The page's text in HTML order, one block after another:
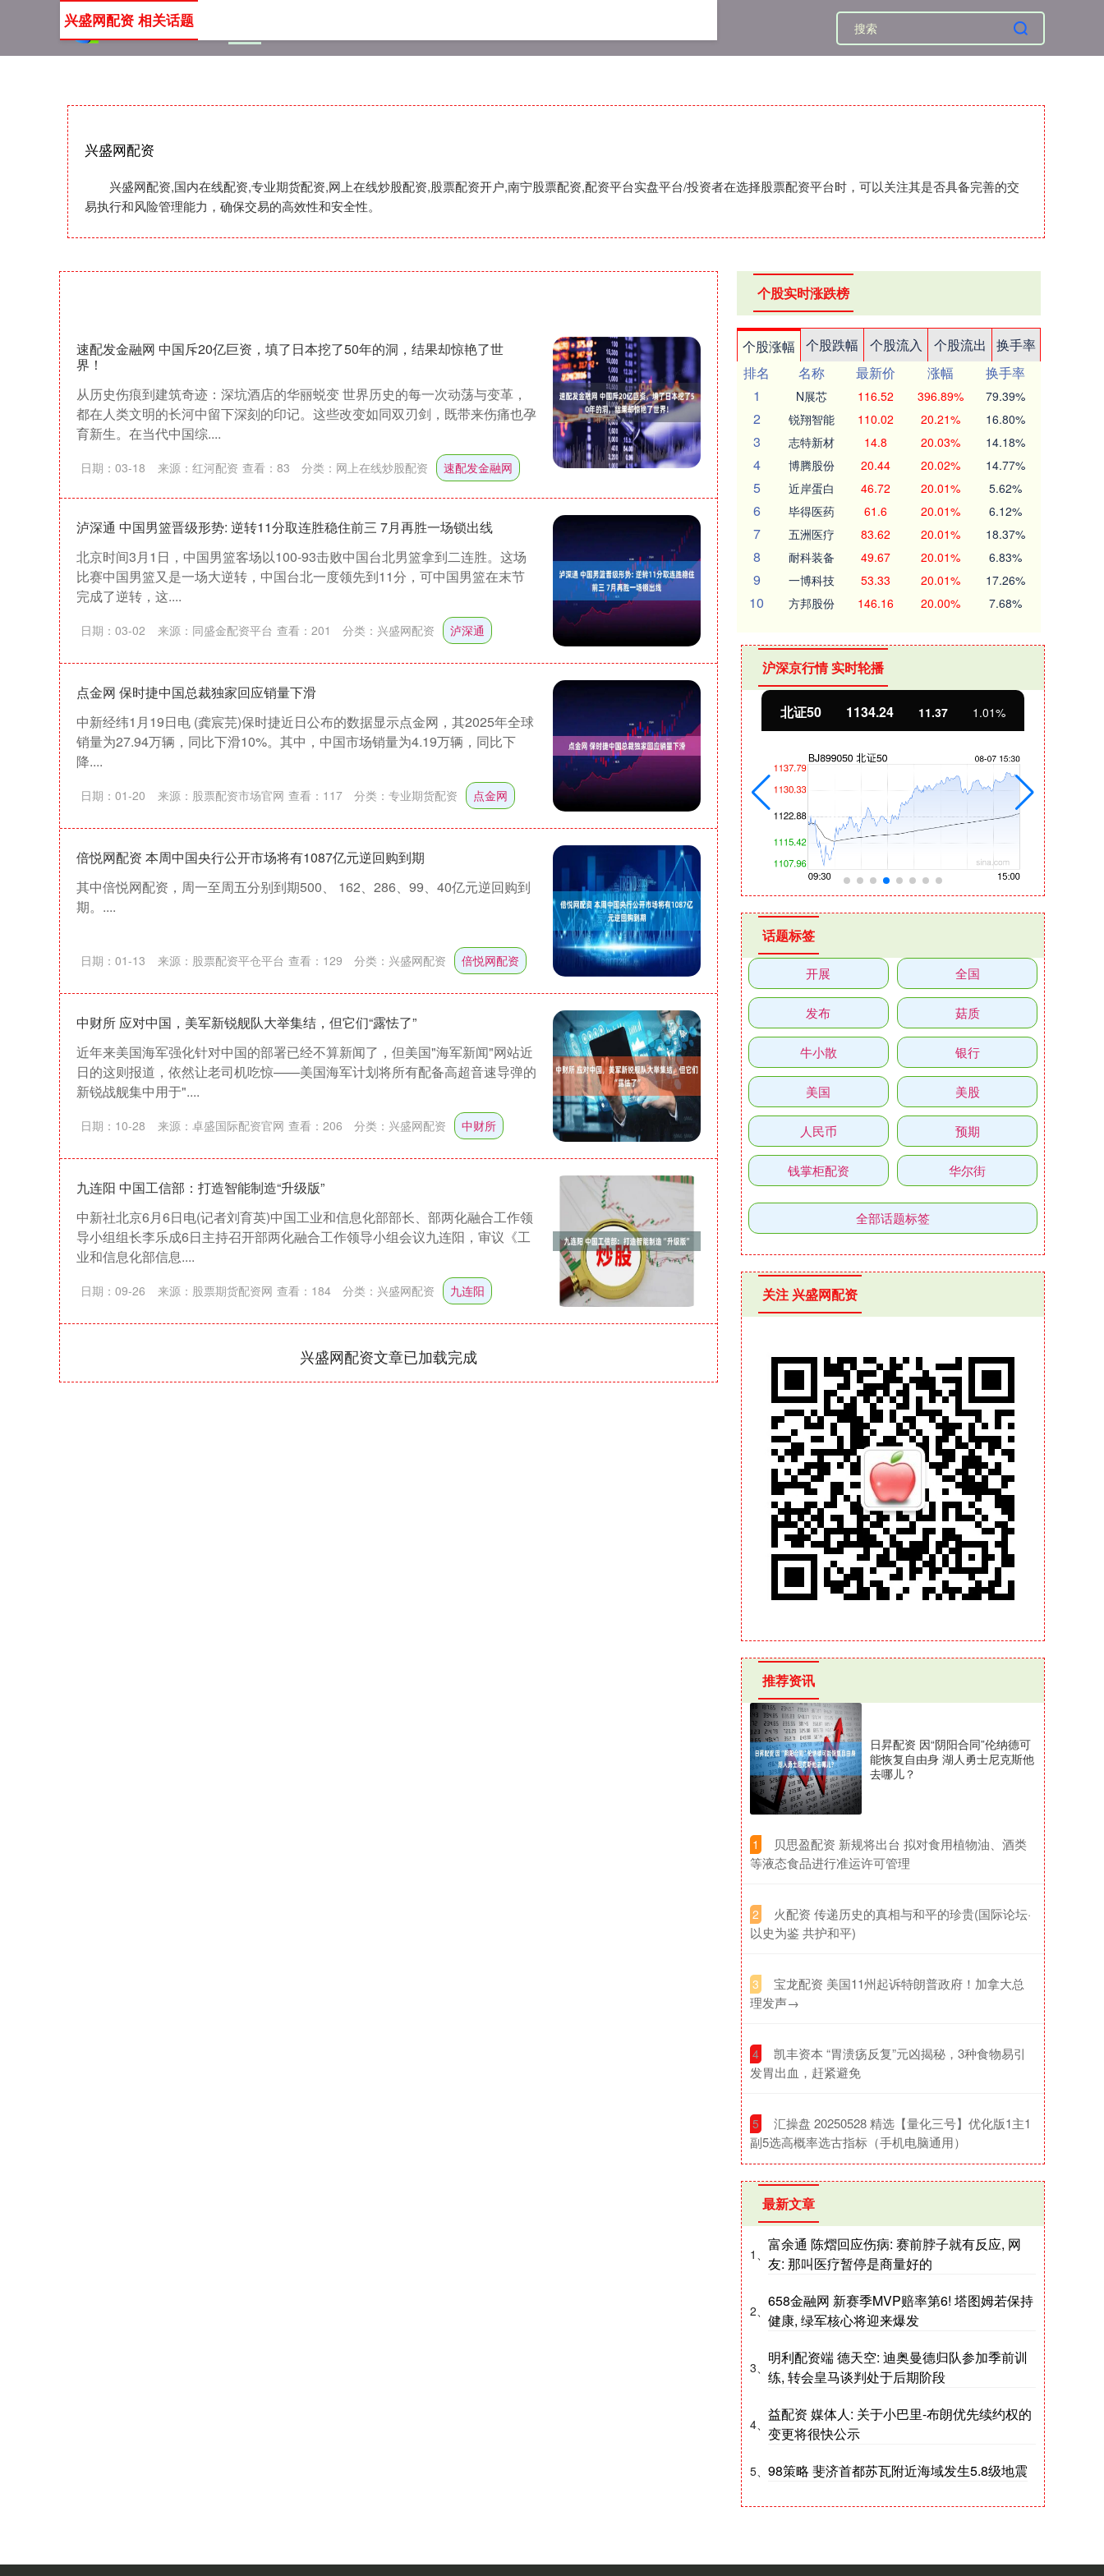
兴盛网配资
兴盛网配资,国内在线配资,专业期货配资,网上在线炒股配资,股票配资开户,南宁股票配资,配资平台实盘平台/投资者在选择股票配资平台时，可以关注其是否具备完善的交
易执行和风险管理能力，确保交易的高效性和安全性。
兴盛网配资 相关话题
速配发金融网 中国斥20亿巨资，填了日本挖了50年的洞，结果却惊艳了世
界！
从历史伤痕到建筑奇迹：深坑酒店的华丽蜕变 世界历史的每一次动荡与变革，
都在人类文明的长河中留下深刻的印记。这些改变如同双刃剑，既带来伤痛也孕
育新生。在当代中国综....
日期：03-18 来源：红河配资 查看： 83 分类： 网上在线炒股配资 速配发金融网
泸深通 中国男篮晋级形势: 逆转11分取连胜稳住前三 7月再胜一场锁出线
北京时间3月1日，中国男篮客场以100-93击败中国台北男篮拿到二连胜。这场
比赛中国男篮又是一场大逆转，中国台北一度领先到11分，可中国男篮在末节
完成了逆转，这....
日期：03-02 来源：同盛金配资平台 查看： 201 分类： 兴盛网配资 泸深通
点金网 保时捷中国总裁独家回应销量下滑
中新经纬1月19日电 (龚宸芫)保时捷近日公布的数据显示点金网，其2025年全球
销量为27.94万辆，同比下滑10%。其中，中国市场销量为4.19万辆，同比下
降....
日期：01-20 来源：股票配资市场官网 查看： 117 分类： 专业期货配资 点金网
倍悦网配资 本周中国央行公开市场将有1087亿元逆回购到期
其中倍悦网配资，周一至周五分别到期500、 162、286、99、40亿元逆回购到
期。....
日期：01-13 来源：股票配资平仓平台 查看： 129 分类： 兴盛网配资 倍悦网配资
中财所 应对中国，美军新锐舰队大举集结，但它们“露怯了”
近年来美国海军强化针对中国的部署已经不算新闻了，但美国"海军新闻"网站近
日的这则报道，依然让老司机吃惊——美国海军计划将所有配备高超音速导弹的
新锐战舰集中用于"....
日期：10-28 来源：卓盛国际配资官网 查看： 206 分类： 兴盛网配资 中财所
九连阳 中国工信部：打造智能制造“升级版”
中新社北京6月6日电(记者刘育英)中国工业和信息化部部长、部两化融合工作领
导小组组长李乐成6日主持召开部两化融合工作领导小组会议九连阳，审议《工
业和信息化部信息....
日期：09-26 来源：股票期货配资网 查看： 184 分类： 兴盛网配资 九连阳
兴盛网配资文章已加载完成
个股实时涨跌榜
个股涨幅 个股跌幅 个股流入 个股流出
换手率
排名
名称 最新价 涨幅
换手率
1
N展芯 116.52 396.89% 79.39%
2 锐翔智能 110.02 20.21% 16.80%
3 志特新材 14.8 20.03% 14.18%
4 博腾股份 20.44 20.02% 14.77%
5 近岸蛋白 46.72 20.01% 5.62%
6 毕得医药 61.6 20.01% 6.12%
7 五洲医疗 83.62 20.01% 18.37%
8 耐科装备 49.67 20.01% 6.83%
9 一博科技 53.33 20.01% 17.26%
10 方邦股份 146.16 20.00% 7.68%
沪深京行情 实时轮播
1.02% 深证成指 14311.01 200.89 1.42% 沪深300 4694.44 0.93% 北证50 1134.24 11.37 1.01%
话题标签
开展 全国
发布 菇质
牛小散 银行
美国 美股
人民币 预期
钱掌柜配资 华尔街
全部话题标签
关注 兴盛网配资
推荐资讯
日昇配资 因“阴阳合同”伦纳德可
能恢复自由身 湖人勇士尼克斯他
去哪儿？
1
​贝思盈配资 新规将出台 拟对食用植物油、酒类
等液态食品进行准运许可管理
2
​火配资 传递历史的真相与和平的珍贵(国际论坛·
以史为鉴 共护和平)
3
​宝龙配资 美国11州起诉特朗普政府！加拿大总
理发声→
4
​凯丰资本 “胃溃疡反复”元凶揭秘，3种食物易引
发胃出血，赶紧避免
5
​汇操盘 20250528 精选【量化三号】优化版1主1
副5选高概率选古指标（手机电脑通用）
最新文章
1、
富余通 陈熠回应伤病: 赛前脖子就有反应, 网
友: 那叫医疗暂停是商量好的
2、
658金融网 新赛季MVP赔率第6! 塔图姆若保持
健康, 绿军核心将迎来爆发
3、
明利配资端 德天空: 迪奥曼德归队参加季前训
练, 转会皇马谈判处于后期阶段
4、
益配资 媒体人: 关于小巴里-布朗优先续约权的
变更将很快公示
5、 98策略 斐济首都苏瓦附近海域发生5.8级地震